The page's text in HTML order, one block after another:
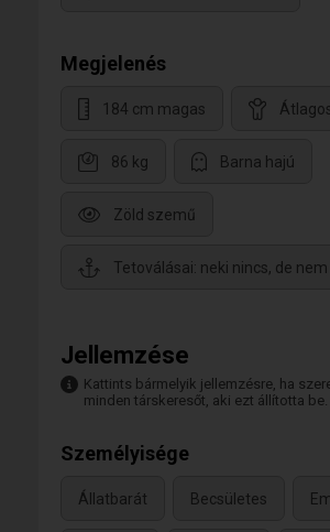
Megjelenés
184 cm magas
86 kg Barna hajú
Zöld szemű
Tetoválásai: neki nincs, de
Jellemzése
Kattints bármelyik jellemzésre, ha
minden társkeresőt, aki ezt állította be.
Személyisége
Állatbarát Becsületes